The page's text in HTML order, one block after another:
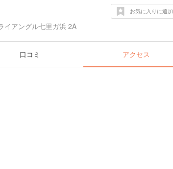
イアングル七里ガ浜 2A
お気に入りに追加
口コミ アクセス